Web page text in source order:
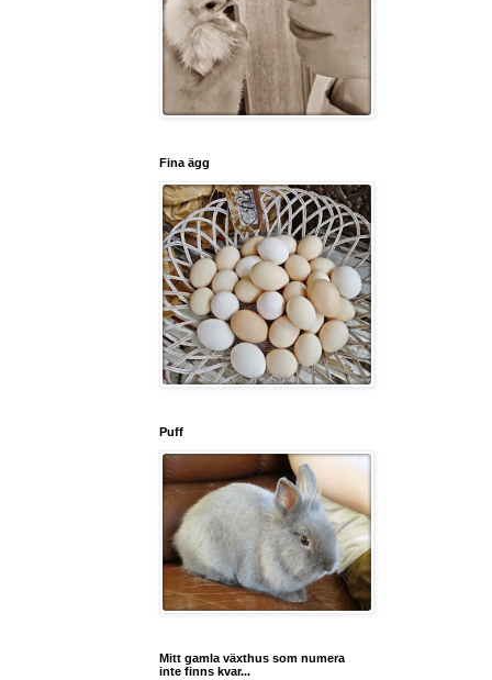
Fina ägg
Puff
Mitt gamla växthus som numera
inte finns kvar...